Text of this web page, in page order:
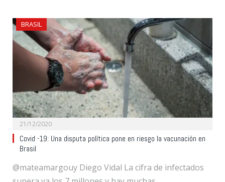
BRASIL
21/12/2020
Covid -19: Una disputa política pone en riesgo la vacunación en
Brasil
@mateamargouy Diego Vidal La cifra de infectados